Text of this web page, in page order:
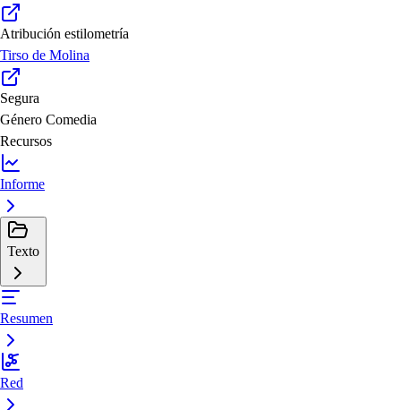
Atribución estilometría
Tirso de Molina
Segura
Género Comedia
Recursos
Informe
Texto
Resumen
Red